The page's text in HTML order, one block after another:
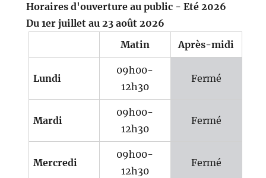
Horaires d'ouverture au public - Eté 2026
Du 1er juillet au 23 août 2026
Matin
Après-midi
Lundi
09h00-
12h30
Fermé
Mardi
09h00-
12h30
Fermé
Mercredi
09h00-
12h30
Fermé